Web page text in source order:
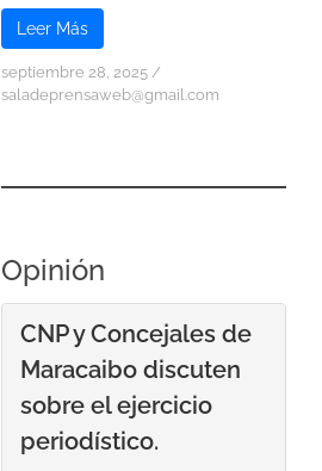
Leer Más
septiembre 28, 2025 /
saladeprensaweb@gmail.com
Opinión
CNP y Concejales de
Maracaibo discuten
sobre el ejercicio
periodístico.